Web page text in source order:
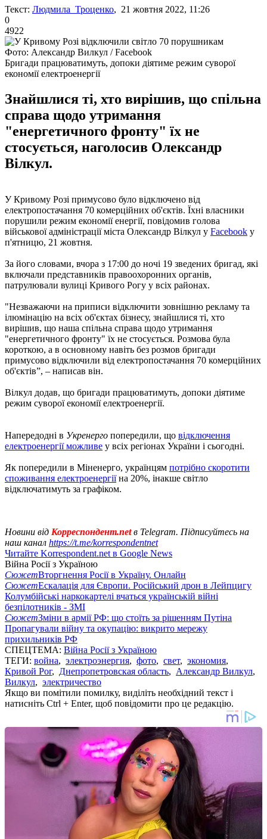
Текст: Людмила Троценко, 21 жовтня 2022, 11:26
0
4922
Фото: Александр Вилкул / Facebook
Бригади працюватимуть, допоки діятиме режим суворої
економії електроенергії
Знайшлися ті, хто вирішив, що спільна
справа щодо утримання
"енергетичного фронту" їх не
стосується, наголосив Олександр
Вілкул.
У Кривому Розі примусово було відключено від
електропостачання 70 комерційних об'єктів. Їхні власники
порушили режим економії енергії, повідомив голова
військової адміністрації міста Олександр Вілкул у Facebook у
п'ятницю, 21 жовтня.
За його словами, вчора з 17:00 до ночі 19 зведених бригад, які
включали представників правоохоронних органів,
патрулювали вулиці Кривого Рогу у всіх районах.
"Незважаючи на приписи відключити зовнішню рекламу та
ілюмінацію на всіх об'єктах бізнесу, знайшлися ті, хто
вирішив, що наша спільна справа щодо утримання
"енергетичного фронту" їх не стосується. Розмова була
короткою, а в основному навіть без розмов бригади
примусово відключили від електропостачання 70 комерційних
об'єктів”, – написав він.
Вілкул додав, що бригади працюватимуть, допоки діятиме
режим суворої економії електроенергії.
Напередодні в Укренерго попередили, що відключення
електроенергії можливе у всіх регіонах України і сьогодні.
Як попередили в Міненерго, українцям потрібно скоротити
споживання електроенергіїна 20%, інакше світло
відключатимуть за графіком.
Новини від Корреспондент.netв Telegram. Підписуйтесь на
наш канал https://t.me/korrespondentnet
Читайте Korrespondent.net в Google News
Війна Росії з Україною
СюжетВторгнення Росії в Україну. Онлайн
СюжетЕскалація для Європи. Російський дрон в Лейпцигу
Колумбійські наркокартелі вчаться українській війні
безпілотників - ЗМІ
СюжетЗміни в армії РФ: що стоїть за рішенням Путіна
Пропагували війну та окупацію: викрито мережу
прихильників РФ
СПЕЦТЕМА: Війна Росії з Україною
ТЕГИ: война, электроэнергия, фото, свет, экономия,
Кривой Рог, Днепропетровская область, Александр Вилкул,
Вилкул, электричество
Якщо ви помітили помилку, виділіть необхідний текст і
натисніть Ctrl + Enter, щоб повідомити про це редакцію.